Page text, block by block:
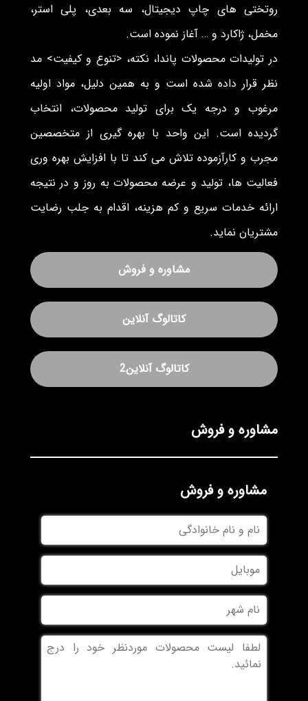
روتختی های چاپ دیجیتال، سه بعدی، پلی استر،
مخمل، ژاکارد و … آغاز نموده است.
در تولیدات محصولات پاندا، نکته، <تنوع و کیفیت> مد
نظر قرار داده شده است و به همین دلیل، مواد اولیه
مرغوب و درجه یک برای تولید محصولات، انتخاب
گردیده است. این واحد با بهره گیری از متخصصین
مجرب و کارآزموده تلاش می کند تا با افزایش بهره وری
فعالیت ها، تولید و عرضه محصولات به روز و در نتیجه
ارائه خدمات سریع و کم هزینه، اقدام به جلب رضایت
مشتریان نماید.
مشاوره و فروش
کاتالوگ آنلاین
کاتالوگ آنلاین2
مشاوره و فروش
مشاوره و فروش
نام
و
نام
خانوادگی
موبایل
نام
شهر
بدون
عنوان